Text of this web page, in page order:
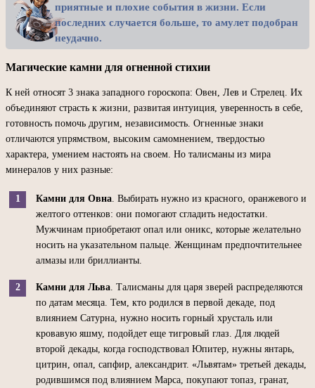
приятные и плохие события в жизни. Если
последних случается больше, то амулет подобран
неудачно.
Магические камни для огненной стихии
К ней относят 3 знака западного гороскопа: Овен, Лев и Стрелец. Их
объединяют страсть к жизни, развитая интуиция, уверенность в себе,
готовность помочь другим, независимость. Огненные знаки
отличаются упрямством, высоким самомнением, твердостью
характера, умением настоять на своем. Но талисманы из мира
минералов у них разные:
Камни для Овна . Выбирать нужно из красного, оранжевого и
желтого оттенков: они помогают сгладить недостатки.
Мужчинам приобретают опал или оникс, которые желательно
носить на указательном пальце. Женщинам предпочтительнее
алмазы или бриллианты.
Камни для Льва . Талисманы для царя зверей распределяются
по датам месяца. Тем, кто родился в первой декаде, под
влиянием Сатурна, нужно носить горный хрусталь или
кровавую яшму, подойдет еще тигровый глаз. Для людей
второй декады, когда господствовал Юпитер, нужны янтарь,
цитрин, опал, сапфир, александрит. «Львятам» третьей декады,
родившимся под влиянием Марса, покупают топаз, гранат,